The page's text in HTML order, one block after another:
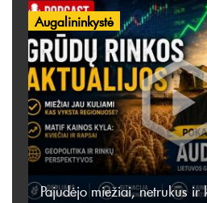
Augalininkystė
Pajudėjo miežiai, netrukus ir